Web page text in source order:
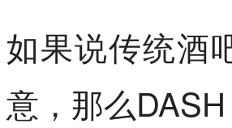
如果说传统酒
意，那么